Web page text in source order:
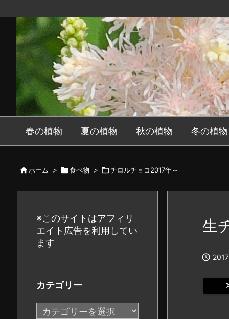
春の植物 夏の植物 秋の植物 冬の植物
 ホーム > 食べ物 > チロルチョコ2017年～
生

※このサイトはアフィリ
エイト広告を利用してい
ます
カテゴリー
カ